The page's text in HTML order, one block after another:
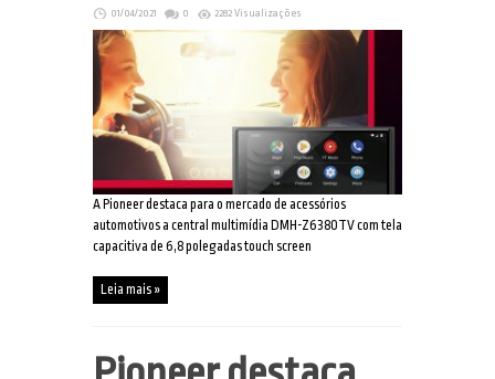
01/04/2021 0 2282 Visualizações
A Pioneer destaca para o mercado de acessórios
automotivos a central multimídia DMH-Z6380TV com tela
capacitiva de 6,8 polegadas touch screen
Leia mais »